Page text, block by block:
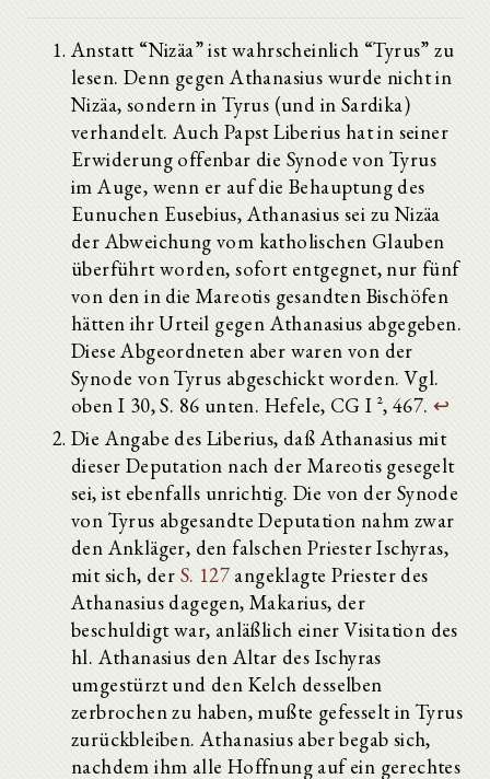
Anstatt “Nizäa” ist wahrscheinlich “Tyrus” zu
lesen. Denn gegen Athanasius wurde nicht in
Nizäa, sondern in Tyrus (und in Sardika)
verhandelt. Auch Papst Liberius hat in seiner
Erwiderung offenbar die Synode von Tyrus
im Auge, wenn er auf die Behauptung des
Eunuchen Eusebius, Athanasius sei zu Nizäa
der Abweichung vom katholischen Glauben
überführt worden, sofort entgegnet, nur fünf
von den in die Mareotis gesandten Bischöfen
hätten ihr Urteil gegen Athanasius abgegeben.
Diese Abgeordneten aber waren von der
Synode von Tyrus abgeschickt worden. Vgl.
oben I 30, S. 86 unten. Hefele, CG I ², 467. ↩
Die Angabe des Liberius, daß Athanasius mit
dieser Deputation nach der Mareotis gesegelt
sei, ist ebenfalls unrichtig. Die von der Synode
von Tyrus abgesandte Deputation nahm zwar
den Ankläger, den falschen Priester Ischyras,
mit sich, der S. 127 angeklagte Priester des
Athanasius dagegen, Makarius, der
beschuldigt war, anläßlich einer Visitation des
hl. Athanasius den Altar des Ischyras
umgestürzt und den Kelch desselben
zerbrochen zu haben, mußte gefesselt in Tyrus
zurückbleiben. Athanasius aber begab sich,
nachdem ihm alle Hoffnung auf ein gerechtes